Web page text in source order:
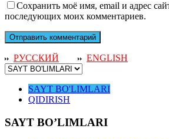
Сохранить моё имя, email и адрес
последующих моих комментариев.
РУССКИЙ ENGLISH
SAYT BO'LIMLARI
QIDIRISH
SAYT BO’LIMLARI